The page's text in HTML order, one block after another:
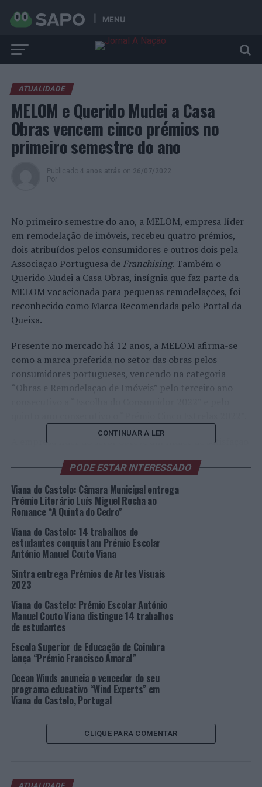
MENU
ATUALIDADE
MELOM e Querido Mudei a Casa
Obras vencem cinco prémios no
primeiro semestre do ano
Publicado 4 anos atrás on 26/07/2022
Por
No primeiro semestre do ano, a MELOM, empresa líder
em remodelação de imóveis, recebeu quatro prémios,
dois atribuídos pelos consumidores e outros dois pela
Associação Portuguesa de Franchising. Também o
Querido Mudei a Casa Obras, insígnia que faz parte da
MELOM vocacionada para pequenas remodelações, foi
reconhecido como Marca Recomendada pelo Portal da
Queixa.
Presente no mercado há 12 anos, a MELOM afirma-se
como a marca preferida no setor das obras pelos
consumidores portugueses, vencendo na categoria
“Obras e Remodelação de Imóveis” pelo terceiro ano
A empresa líder do setor obteve um índice de satisfação
na avaliação da “Escolha do Consumidor”, com
classificação mais elevada do que a concorrência em
critérios como “Orçamento discriminado e
esclarecedor”, “Garantia da obra”, “Cumprimento do
orçamento”, “Bons acabamentos”, “Explicação detalhada
de todo o serviço“ e “Aconselhamento no planeamento
da obra”. Os consumidores destacam, também pela
positiva, a confiança na marca, assim como a experiência
acumulada no setor.
Pelo quinto ano consecutivo, a MELOM foi, igualmente,
distinguida com o “Prémio Cinco Estrelas 2022”,
relativamente a cinco marcas, obtendo um índice de
satisfação global de 81,7% (8,17 em 10 pontos
possíveis), mais seis pontos percentuais face ao ano
passado.
primeiro lugar em Marca Internacional e o segundo
lugar como Franquiador do Ano (categoriaMaster
CONTINUAR A LER
PODE ESTAR INTERESSADO
Viana do Castelo: Câmara Municipal entrega
Prémio Literário Luís Miguel Rocha ao
Romance “A Quinta do Cedro”
Viana do Castelo: 14 trabalhos de
estudantes conquistam Prémio Escolar
António Manuel Couto Viana
Sintra entrega Prémios de Artes Visuais
2023
Viana do Castelo: Prémio Escolar António
Manuel Couto Viana distingue 14 trabalhos
de estudantes
Escola Superior de Educação de Coimbra
lança “Prémio Francisco Amaral”
Ocean Winds anuncia o vencedor do seu
programa educativo “Wind Experts” em
Viana do Castelo, Portugal
CLIQUE PARA COMENTAR